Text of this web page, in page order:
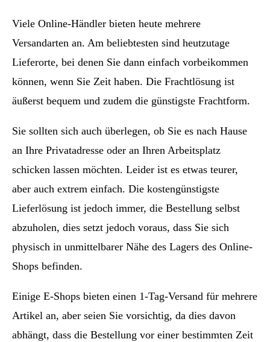
Viele Online-Händler bieten heute mehrere
Versandarten an. Am beliebtesten sind heutzutage
Lieferorte, bei denen Sie dann einfach vorbeikommen
können, wenn Sie Zeit haben. Die Frachtlösung ist
äußerst bequem und zudem die günstigste Frachtform.
Sie sollten sich auch überlegen, ob Sie es nach Hause
an Ihre Privatadresse oder an Ihren Arbeitsplatz
schicken lassen möchten. Leider ist es etwas teurer,
aber auch extrem einfach. Die kostengünstigste
Lieferlösung ist jedoch immer, die Bestellung selbst
abzuholen, dies setzt jedoch voraus, dass Sie sich
physisch in unmittelbarer Nähe des Lagers des Online-
Shops befinden.
Einige E-Shops bieten einen 1-Tag-Versand für mehrere
Artikel an, aber seien Sie vorsichtig, da dies davon
abhängt, dass die Bestellung vor einer bestimmten Zeit